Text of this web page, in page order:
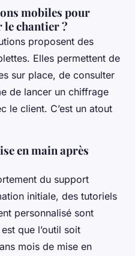
mobiles pour
chantier ?
proposent des
Elles permettent de
sur place, de consulter
de lancer un chiffrage
le client. C’est un atout
en main après
du support
initiale, des tutoriels
personnalisé sont
que l’outil soit
mois de mise en